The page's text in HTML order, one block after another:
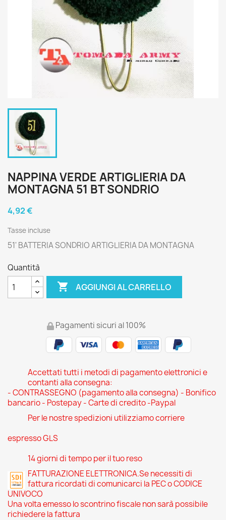
NAPPINA VERDE ARTIGLIERIA DA
MONTAGNA 51 BT SONDRIO
4,92 €
Tasse incluse
51' BATTERIA SONDRIO ARTIGLIERIA DA MONTAGNA
Quantità
 AGGIUNGI AL CARRELLO
Pagamenti sicuri al 100%
Accettati tutti i metodi di pagamento elettronici e
contanti alla consegna:
- CONTRASSEGNO (pagamento alla consegna) - Bonifico
bancario - Postepay - Carte di credito -Paypal
Per le nostre spedizioni utilizziamo corriere
espresso GLS
14 giorni di tempo per il tuo reso
FATTURAZIONE ELETTRONICA.Se necessiti di
fattura ricordati di comunicarci la PEC o CODICE
UNIVOCO
Una volta emesso lo scontrino fiscale non sarà possibile
richiedere la fattura